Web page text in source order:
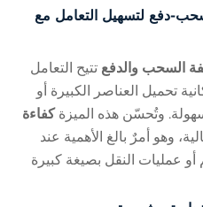
دفع لتسهيل التعامل مع
السحب والدفع تتيح التعامل
تحميل العناصر الكبيرة أو
وتُحسّن هذه الميزةكفاءة
وهو أمرٌ بالغ الأهمية عند
أو عمليات النقل بصيغة كبيرة